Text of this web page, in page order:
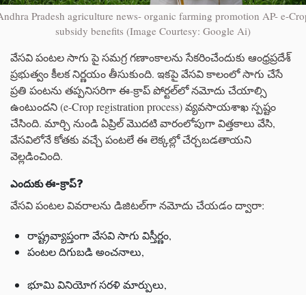
Pradesh agriculture news- organic farming promotion AP- e-
subsidy benefits (Image Courtesy: Google Ai)
వేసవి పంటల సాగు పై సమగ్ర గణాంకాలను సేకరించేందుకు ఆంధ్రప్రదేశ్
ప్రభుత్వం కీలక నిర్ణయం తీసుకుంది. ఇకపై వేసవి కాలంలో సాగు చేసే
ప్రతి పంటను తప్పనిసరిగా ఈ-క్రాప్ పోర్టల్‌లో నమోదు చేయాల్సి
ఉంటుందని (e-Crop registration process) వ్యవసాయశాఖ స్పష్టం
చేసింది. మార్చి నుండి ఏప్రిల్ మొదటి వారంలోపుగా విత్తకాలు వేసి,
వేసవిలోనే కోతకు వచ్చే పంటలే ఈ లెక్కల్లో చేర్చబడతాయని
వెల్లడించింది.
ఎందుకు ఈ-క్రాప్?
వేసవి పంటల వివరాలను డిజిటల్‌గా నమోదు చేయడం ద్వారా:
రాష్ట్రవ్యాప్తంగా వేసవి సాగు విస్తీర్ణం,
పంటల దిగుబడి అంచనాలు,
భూమి వినియోగ సరళి మార్పులు,